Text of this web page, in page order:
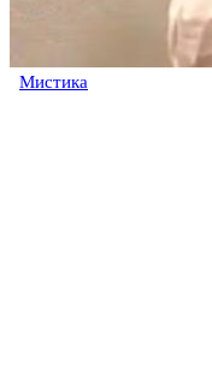
Мистика